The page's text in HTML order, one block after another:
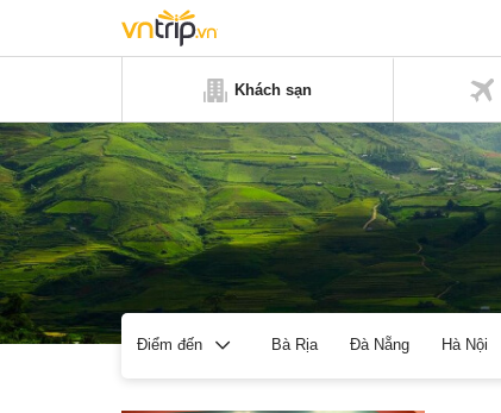
Khách sạn
Điểm đến Bà Rịa Đà Nẵng Hà Nội